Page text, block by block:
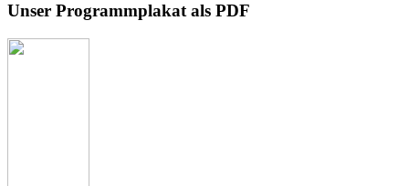
Unser Programmplakat als PDF